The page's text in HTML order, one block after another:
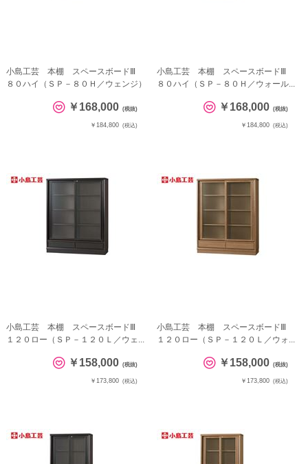
小島工芸 本棚 スペースボードⅢ
８０ハイ（ＳＰ－８０Ｈ／ウェンジ）
￥168,000 (税抜)
￥184,800 (税込)
小島工芸 本棚 スペースボードⅢ
８０ハイ（ＳＰ－８０Ｈ／ウォール...
￥168,000 (税抜)
￥184,800 (税込)
小島工芸 本棚 スペースボードⅢ
１２０ロー（ＳＰ－１２０Ｌ／ウェ...
￥158,000 (税抜)
￥173,800 (税込)
小島工芸 本棚 スペースボードⅢ
１２０ロー（ＳＰ－１２０Ｌ／ウォ...
￥158,000 (税抜)
￥173,800 (税込)